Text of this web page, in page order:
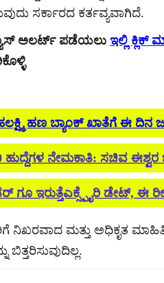
ಸರ್ಕಾರದ ಕರ್ತವ್ಯವಾಗಿದೆ.
ಅಲರ್ಟ್ ಪಡೆಯಲು ಇಲ್ಲಿ ಕ್ಲಿಕ್
ಹಣ ಬ್ಯಾಂಕ್ ಖಾತೆಗೆ ಈ ದಿನ
ನೇಮಕಾತಿ: ಸಚಿವ ಈಶ್ವರ
ಗೂ ಇರುತ್ತೆಎಕ್ಸ್ಪೈರಿ ಡೇಟ್, ಈ
ನಿಖರವಾದ ಮತ್ತು ಅಧಿಕೃತ
ಬಿತ್ತರಿಸುವುದಿಲ್ಲ.